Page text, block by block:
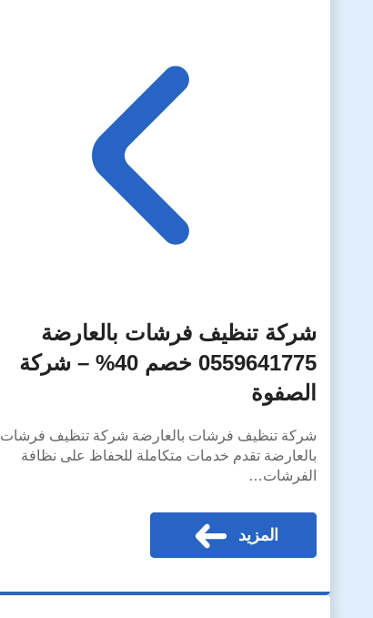
شركة تنظيف فرشات بالعارضة
0559641775 خصم 40% – شركة
الصفوة
شركة تنظيف فرشات بالعارضة شركة تنظيف فرشات
بالعارضة تقدم خدمات متكاملة للحفاظ على نظافة
الفرشات…
المزيد